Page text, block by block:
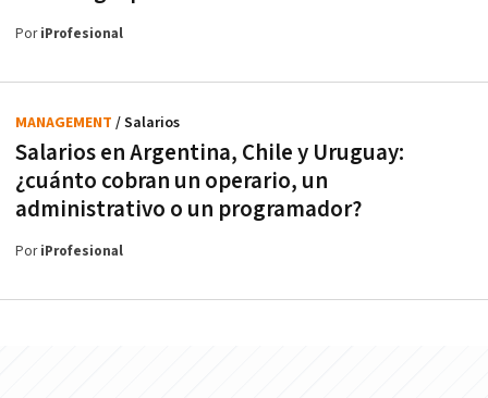
PoriProfesional
Salarios en Argentina, Chile y Uruguay:
¿cuánto cobran un operario, un
administrativo o un programador?
MANAGEMENT / Salarios
PoriProfesional